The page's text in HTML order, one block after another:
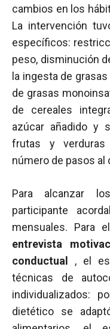
cambios en los
La intervención
específicos:
peso, disminución
la ingesta de
de grasas
de cereales
azúcar añadido y
frutas y
número de pasos al
Para alcanzar
participante
mensuales. Para
entrevista
conductual , el
técnicas de
individualizados:
dietético se